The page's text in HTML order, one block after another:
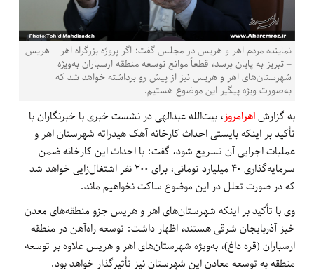
نماینده مردم اهر و هریس در مجلس گفت: اگر پروژه بزرگراه اهر – هریس
– تبریز به پایان برسد، قطعاً موانع توسعه منطقه ارسباران به‌ویژه
شهرستان‌های اهر و هریس نیز از پیش رو برداشته خواهد شد که
به‌صورت ویژه پیگیر این موضوع هستیم.
به گزارشاهرامروز، بیت‌الله عبدالهی در نشست خبری با خبرنگاران با
تأکید بر اینکه بایستی احداث کارخانه آهک هیدراته شهرستان اهر و
عملیات اجرایی آن تسریع شود، گفت: با احداث این کارخانه ضمن
سرمایه‌گذاری ۴۰ میلیارد تومانی، برای ۲۰۰ نفر اشتغال‌زایی خواهد شد
که در صورت تعلل در این موضوع ساکت نخواهیم ماند.
وی با تأکید بر اینکه شهرستان‌های اهر و هریس جزو منطقه‌های معدن
خیز آذربایجان شرقی هستند، اظهار داشت: توسعه راه‌آهن در منطقه
ارسباران (قره داغ)، به‌ویژه شهرستان‌های اهر و هریس علاوه بر توسعه
منطقه به توسعه معادن این شهرستان نیز تأثیرگذار خواهد بود.